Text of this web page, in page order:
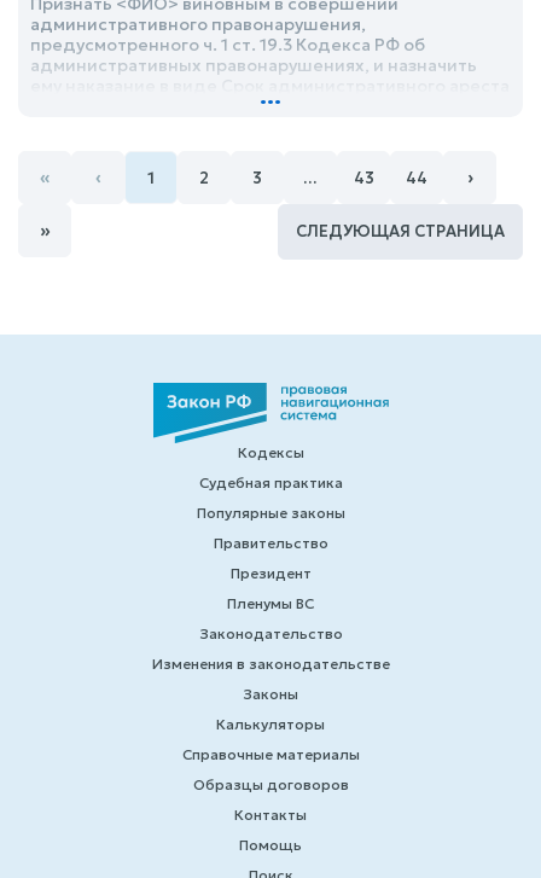
административного правонарушения,
предусмотренного ч. 1 ст. 19.3 Кодекса РФ об
административных правонарушениях, и назначить
...
« ‹ 1 2 3 … 43 44 ›
» СЛЕДУЮЩАЯ СТРАНИЦА
Кодексы
Судебная практика
Популярные законы
Правительство
Президент
Пленумы ВС
Законодательство
Изменения в законодательстве
Законы
Калькуляторы
Справочные материалы
Образцы договоров
Контакты
Помощь